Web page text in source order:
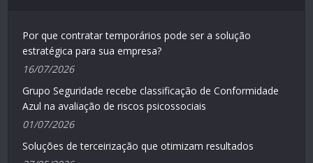
Por que contratar temporários pode ser a solução
estratégica para sua empresa?
16/07/2026
Grupo Seguridade recebe classificação de Conformidade
Azul na avaliação de riscos psicossociais
01/07/2026
Soluções de terceirização que otimizam resultados